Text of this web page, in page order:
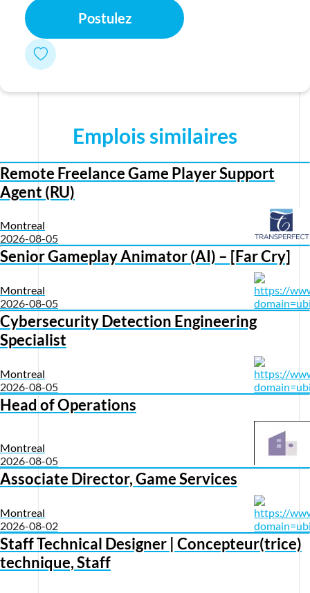
Postulez
Emplois similaires
Remote Freelance Game Player Support
Agent (RU)
Montreal
2026-08-05
Senior Gameplay Animator (AI) – [Far Cry]
Montreal
2026-08-05
Cybersecurity Detection Engineering
Specialist
Montreal
2026-08-05
Head of Operations
Montreal
2026-08-05
Associate Director, Game Services
Montreal
2026-08-02
Staff Technical Designer | Concepteur(trice)
technique, Staff